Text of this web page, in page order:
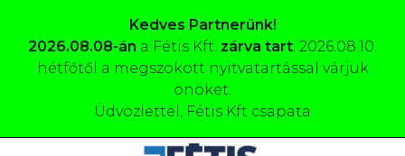
Kedves Partnerünk!
2026.08.08-án a Fétis Kft. zárva tart. 2026.08.10.
hétfőtől a megszokott nyitvatartással várjuk
önöket.
Üdvözlettel, Fétis Kft csapata